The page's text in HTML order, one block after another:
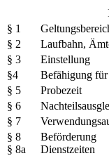
§ 1
§ 2
Laufbahn,
§ 3
Einstellung
§4
Befähigung
§ 5
Probezeit
§ 6
§ 7
§ 8
§ 8a
Beförderung
Dienstzeiten